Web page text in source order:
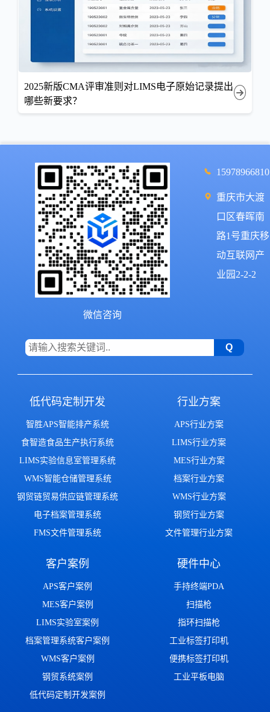
2025新版CMA评审准则对LIMS电子原始记录提出
哪些新要求？
微信咨询
15978966810
重庆市大渡
口区春晖南
路1号重庆移
动互联网产
业园2-2-2
低代码定制开发
智胜APS智能排产系统
食智造食品生产执行系统
LIMS实验信息室管理系统
WMS智能仓储管理系统
钢贸链贸易供应链管理系统
电子档案管理系统
FMS文件管理系统
行业方案
APS行业方案
LIMS行业方案
MES行业方案
档案行业方案
WMS行业方案
钢贸行业方案
文件管理行业方案
客户案例
APS客户案例
MES客户案例
LIMS实验室案例
档案管理系统客户案例
WMS客户案例
钢贸系统案例
低代码定制开发案例
硬件中心
手持终端PDA
扫描枪
指环扫描枪
工业标签打印机
便携标签打印机
工业平板电脑